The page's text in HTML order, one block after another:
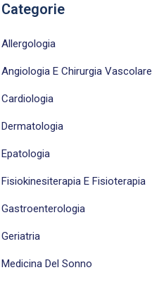
Categorie
Allergologia
Angiologia E Chirurgia Vascolare
Cardiologia
Dermatologia
Epatologia
Fisiokinesiterapia E Fisioterapia
Gastroenterologia
Geriatria
Medicina Del Sonno